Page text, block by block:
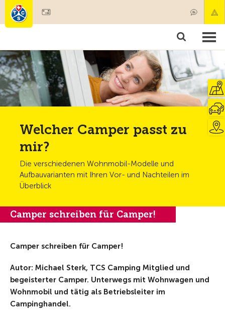
Mitgliedschaft & Leistungen
Test, Sicherheit & Gesundheit
Welcher Camper passt zu
mir?
Die verschiedenen Wohnmobil-Modelle und
Aufbauvarianten mit Ihren Vor- und Nachteilen im
Überblick
Camper schreiben für Camper!
Camper schreiben für Camper!
Autor: Michael Sterk, TCS Camping Mitglied und
begeisterter Camper. Unterwegs mit Wohnwagen und
Wohnmobil und tätig als Betriebsleiter im
Campinghandel.